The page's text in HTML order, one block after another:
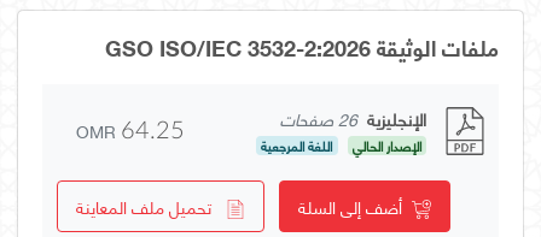
ملفات الوثيقة GSO ISO/IEC 3532-2:2026
الإنجليزية 26 صفحات
الإصدار الحالي اللغة المرجعية OMR 64.25
أضف إلى السلة تحميل ملف المعاينة